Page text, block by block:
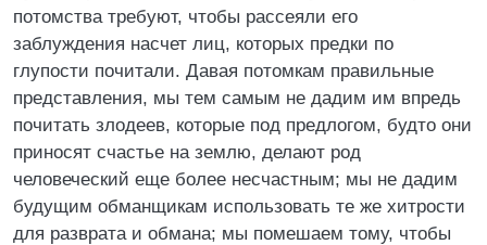
потомства требуют, чтобы рассеяли его
заблуждения насчет лиц, которых предки по
глупости почитали. Давая потомкам правильные
представления, мы тем самым не дадим им впредь
почитать злодеев, которые под предлогом, будто они
приносят счастье на землю, делают род
человеческий еще более несчастным; мы не дадим
будущим обманщикам использовать те же хитрости
для разврата и обмана; мы помешаем тому, чтобы